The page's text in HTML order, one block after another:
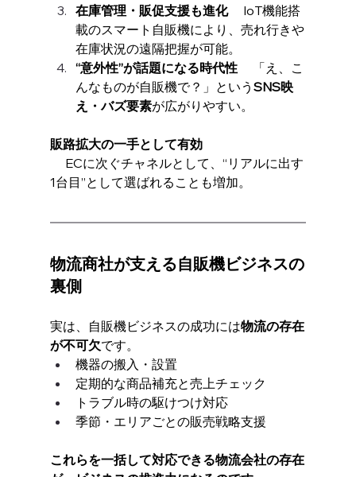
在庫管理・販促支援も進化 IoT機能搭
載のスマート自販機により、売れ行きや
在庫状況の遠隔把握が可能。
“意外性”が話題になる時代性 「え、こ
んなものが自販機で？」という SNS映
え・バズ要素が広がりやすい。
販路拡大の一手として有効
ECに次ぐチャネルとして、“リアルに出す
1台目”として選ばれることも増加。
物流商社が支える自販機ビジネスの
裏側
実は、自販機ビジネスの成功には物流の存在
が不可欠です。
機器の搬入・設置
定期的な商品補充と売上チェック
トラブル時の駆けつけ対応
季節・エリアごとの販売戦略支援
これらを一括して対応できる物流会社の存在